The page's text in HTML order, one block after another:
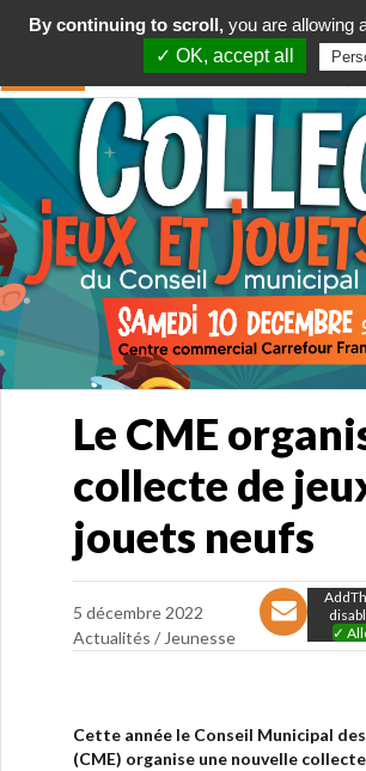
Le CME
collecte de
jouets neufs
5 décembre 2022
Actualités / Jeunesse
✓
Cette année le Conseil Municipal
(CME) organise une nouvelle
By continuing to scroll, you are allowing
✓ OK, accept all